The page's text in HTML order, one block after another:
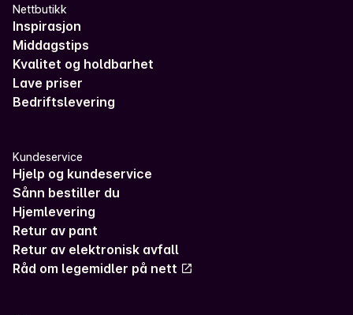
Nettbutikk
Inspirasjon
Middagstips
Kvalitet og holdbarhet
Lave priser
Bedriftslevering
Kundeservice
Hjelp og kundeservice
Sånn bestiller du
Hjemlevering
Retur av pant
Retur av elektronisk avfall
Råd om legemidler på nett